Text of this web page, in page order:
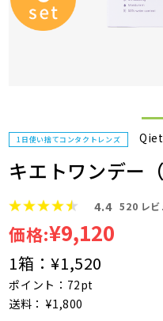
1日使い捨てコンタクトレンズ
キエトワンデー
4.4 520 レ
価格:¥9,120
1箱：¥1,520
ポイント：72pt
送料： ¥1,800